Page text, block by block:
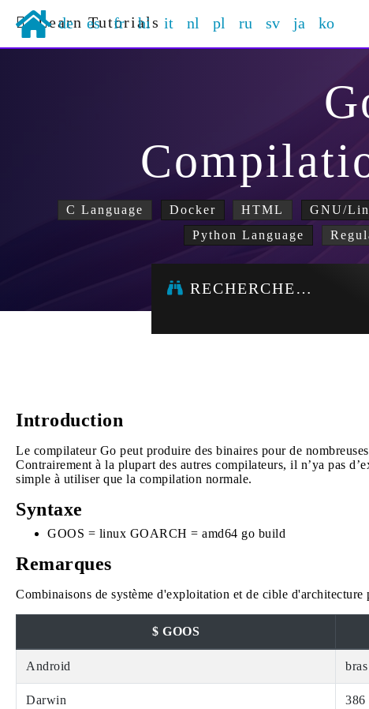
Learn Tutorials
de es fr hi it nl pl ru sv ja ko
C Language Docker HTML GNU/
Python Language
RECHERCHE…
Introduction
Le compilateur Go peut produire des binaires pour de
Contrairement à la plupart des autres compilateurs, il n’ya pas
simple à utiliser que la compilation normale.
Syntaxe
GOOS = linux GOARCH = amd64 go build
Remarques
Combinaisons de système d'exploitation et de cible d'architecture
$ GOOS
Android bras
Darwin 386